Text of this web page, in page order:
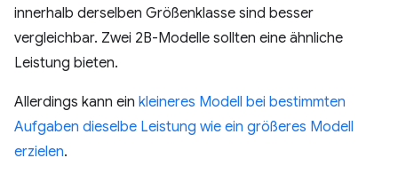
innerhalb derselben Größenklasse sind besser
vergleichbar. Zwei 2B-Modelle sollten eine ähnliche
Leistung bieten.
Allerdings kann ein kleineres Modell bei bestimmten
Aufgaben dieselbe Leistung wie ein größeres Modell
erzielen.